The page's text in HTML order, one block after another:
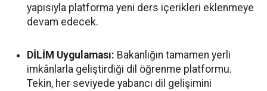
yapısıyla platforma yeni ders içerikleri eklenmeye
devam edecek.
DİLİM Uygulaması: Bakanlığın tamamen yerli
imkânlarla geliştirdiği dil öğrenme platformu.
Tekin, her seviyede yabancı dil gelişimini